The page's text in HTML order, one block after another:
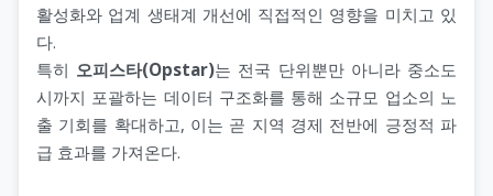
활성화와 업계 생태계 개선에 직접적인 영향을 미치고 있
다.
특히 오피스타(Opstar)는 전국 단위뿐만 아니라 중소도
시까지 포괄하는 데이터 구조화를 통해 소규모 업소의 노
출 기회를 확대하고, 이는 곧 지역 경제 전반에 긍정적 파
급 효과를 가져온다.